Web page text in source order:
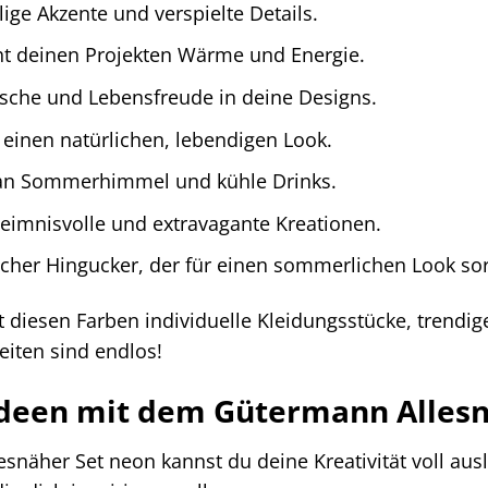
Akzente und verspielte Details.
deinen Projekten Wärme und Energie.
und Lebensfreude in deine Designs.
natürlichen, lebendigen Look.
Sommerhimmel und kühle Drinks.
und extravagante Kreationen.
Hingucker, der für einen sommerlichen Look
Farben individuelle Kleidungsstücke,
sind endlos!
mit dem Gütermann
Set neon kannst du deine Kreativität voll